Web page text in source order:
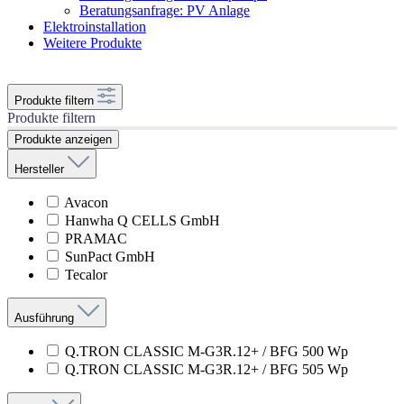
Beratungsanfrage: PV Anlage
Elektroinstallation
Weitere Produkte
Produkte filtern
Produkte filtern
Produkte anzeigen
Hersteller
Avacon
Hanwha Q CELLS GmbH
PRAMAC
SunPact GmbH
Tecalor
Ausführung
Q.TRON CLASSIC M-G3R.12+ / BFG 500 Wp
Q.TRON CLASSIC M-G3R.12+ / BFG 505 Wp